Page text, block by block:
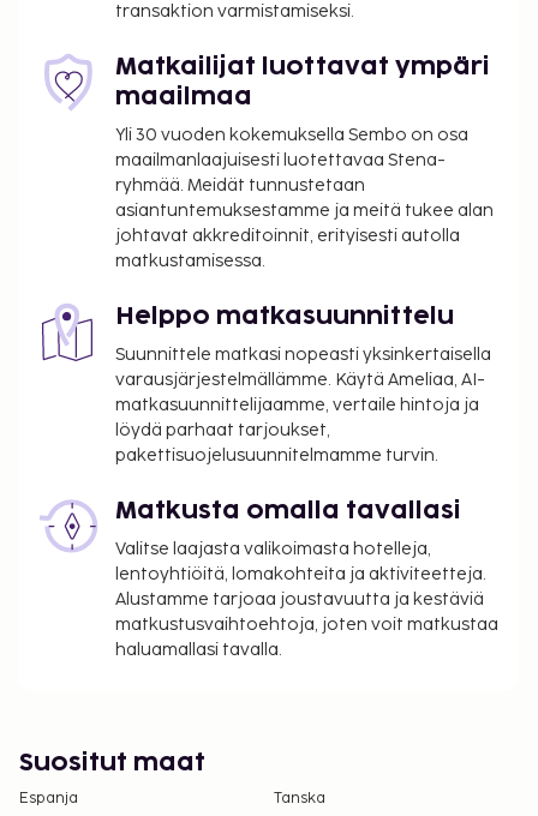
Yllä oleva luettelo ei ehkä kata kaikkea. Maksut ja
saattavat muuttua.
Kansallisten määräysten vuoksi käteismaksut
eivät voi ylittää 500 EUR:n suuruista summaa
tässä majoituspaikassa. Saat lisätietoja asiasta
ottamalla yhteyttä majoituspaikkaan
varausvahvistuksessa olevien tietojen avulla.
Uima-allasta voi käyttää klo 7.30–18.00.
majoittaa tässä hotellissa.
Kaikki maksut voidaan maksaa käteisettömillä
maksutavoilla.
transaktion varmistamiseksi.
Matkailijat luottavat ympäri
maailmaa
Yli 30 vuoden kokemuksella Sembo on osa
maailmanlaajuisesti luotettavaa Stena-
ryhmää. Meidät tunnustetaan
asiantuntemuksestamme ja meitä tukee alan
johtavat akkreditoinnit, erityisesti autolla
matkustamisessa.
Helppo matkasuunnittelu
Suunnittele matkasi nopeasti yksinkertaisella
varausjärjestelmällämme. Käytä Ameliaa, AI-
matkasuunnittelijaamme, vertaile hintoja ja
löydä parhaat tarjoukset,
pakettisuojelusuunnitelmamme turvin.
Matkusta omalla tavallasi
Valitse laajasta valikoimasta hotelleja,
lentoyhtiöitä, lomakohteita ja aktiviteetteja.
Alustamme tarjoaa joustavuutta ja kestäviä
matkustusvaihtoehtoja, joten voit matkustaa
haluamallasi tavalla.
Suositut maat
Espanja
Tanska